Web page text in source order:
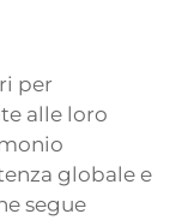
per
alle loro
globale e
segue